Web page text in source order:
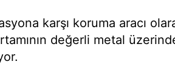
karşı koruma aracı
değerli metal